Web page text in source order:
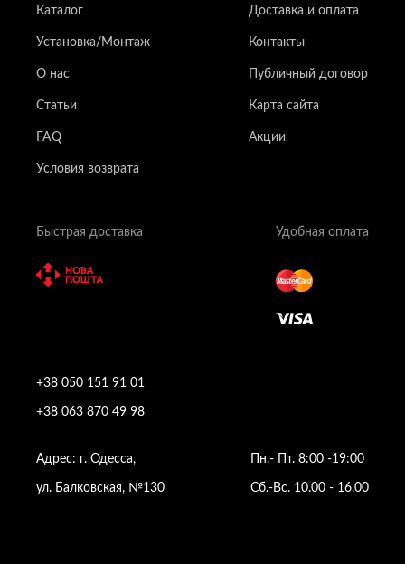
+38 050 151 91 01
+38 063 870 49 98
Пн.- Пт. 8:00 -19:00
Сб.-Вс. 10.00 - 16.00
Адрес: г. Одесса,
ул. Балковская, №130
Каталог Доставка и оплата
Установка/Монтаж Контакты
О нас Публичный договор
Статьи Карта сайта
FAQ Акции
Условия возврата
Быстрая доставка Удобная оплата